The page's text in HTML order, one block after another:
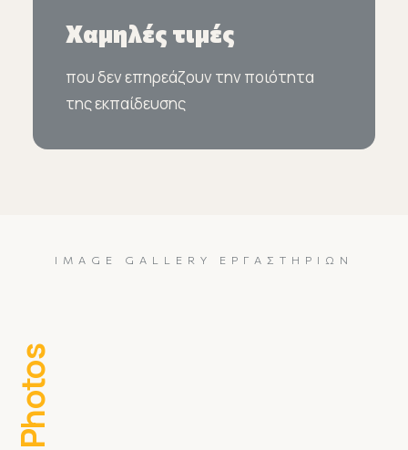
Χαμηλές τιμές
που δεν επηρεάζουν την ποιότητα
της εκπαίδευσης
IMAGE GALLERY ΕΡΓΑΣΤΗΡΊΩΝ
Photos